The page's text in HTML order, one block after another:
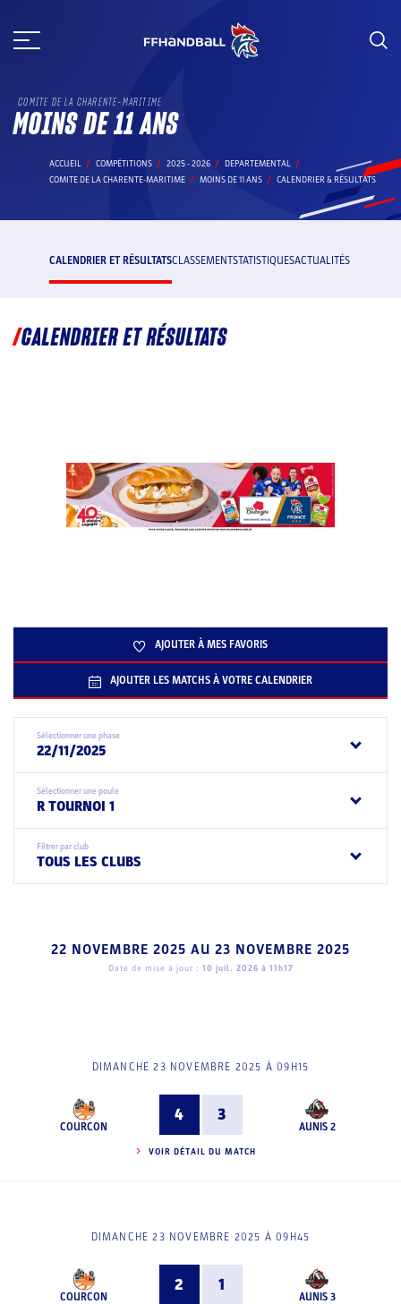
au
COMITE DE LA CHARENTE-MARITIME
MOINS DE 11 ANS
ACCUEIL COMPÉTITIONS 2025 - 2026
DEPARTEMENTAL
COMITE DE LA CHARENTE-MARITIME
MOINS DE 11 ANS CALENDRIER & RÉSULTATS
CALENDRIER ET RÉSULTATSCLASSEMENTSTATISTIQUESACTUALITÉS
CALENDRIER ET RÉSULTATS
AJOUTER À MES FAVORIS
AJOUTER LES MATCHS À VOTRE CALENDRIER
Sélectionner une phase
22/11/2025
Sélectionner une poule
R TOURNOI 1
Filtrer par club
TOUS LES CLUBS
22 NOVEMBRE 2025 AU 23 NOVEMBRE 2025
Date de mise à jour : 10 juil. 2026 à 11h17
DIMANCHE 23 NOVEMBRE 2025 À 09H15
COURCON
4 3
AUNIS 2
VOIR DÉTAIL DU MATCH
DIMANCHE 23 NOVEMBRE 2025 À 09H45
COURCON
2 1
AUNIS 3